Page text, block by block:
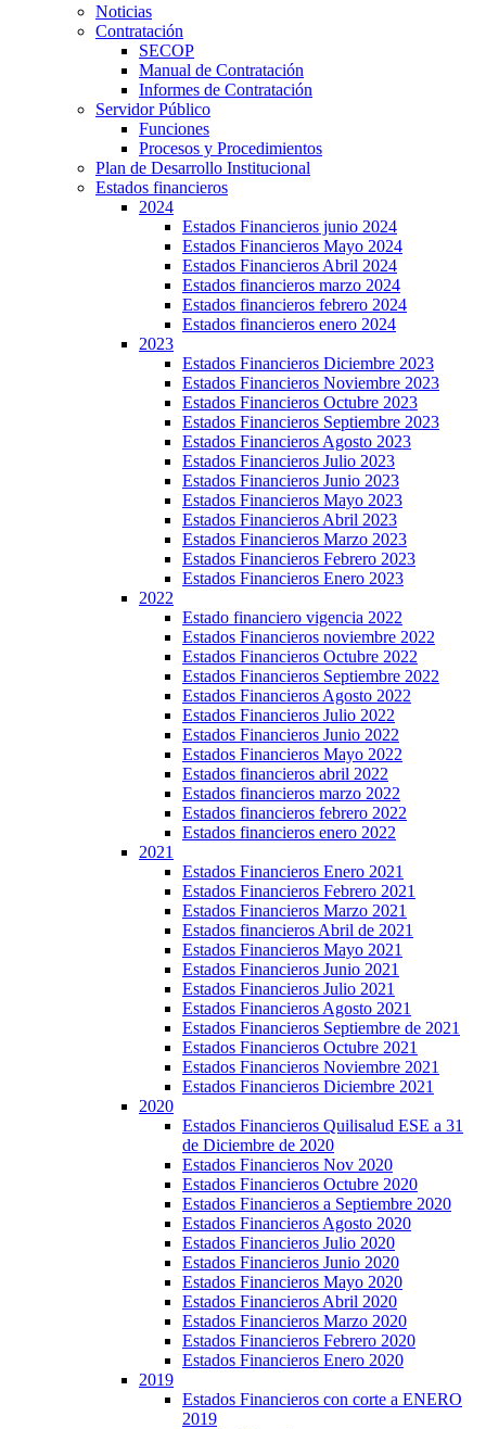
Noticias
Contratación
SECOP
Manual de Contratación
Informes de Contratación
Servidor Público
Funciones
Procesos y Procedimientos
Plan de Desarrollo Institucional
Estados financieros
2024
Estados Financieros junio 2024
Estados Financieros Mayo 2024
Estados Financieros Abril 2024
Estados financieros marzo 2024
Estados financieros febrero 2024
Estados financieros enero 2024
2023
Estados Financieros Diciembre 2023
Estados Financieros Noviembre 2023
Estados Financieros Octubre 2023
Estados Financieros Septiembre 2023
Estados Financieros Agosto 2023
Estados Financieros Julio 2023
Estados Financieros Junio 2023
Estados Financieros Mayo 2023
Estados Financieros Abril 2023
Estados Financieros Marzo 2023
Estados Financieros Febrero 2023
Estados Financieros Enero 2023
2022
Estado financiero vigencia 2022
Estados Financieros noviembre 2022
Estados Financieros Octubre 2022
Estados Financieros Septiembre 2022
Estados Financieros Agosto 2022
Estados Financieros Julio 2022
Estados Financieros Junio 2022
Estados Financieros Mayo 2022
Estados financieros abril 2022
Estados financieros marzo 2022
Estados financieros febrero 2022
Estados financieros enero 2022
2021
Estados Financieros Enero 2021
Estados Financieros Febrero 2021
Estados Financieros Marzo 2021
Estados financieros Abril de 2021
Estados Financieros Mayo 2021
Estados Financieros Junio 2021
Estados Financieros Julio 2021
Estados Financieros Agosto 2021
Estados Financieros Septiembre de 2021
Estados Financieros Octubre 2021
Estados Financieros Noviembre 2021
Estados Financieros Diciembre 2021
2020
Estados Financieros Quilisalud ESE a 31
de Diciembre de 2020
Estados Financieros Nov 2020
Estados Financieros Octubre 2020
Estados Financieros a Septiembre 2020
Estados Financieros Agosto 2020
Estados Financieros Julio 2020
Estados Financieros Junio 2020
Estados Financieros Mayo 2020
Estados Financieros Abril 2020
Estados Financieros Marzo 2020
Estados Financieros Febrero 2020
Estados Financieros Enero 2020
2019
Estados Financieros con corte a ENERO
2019